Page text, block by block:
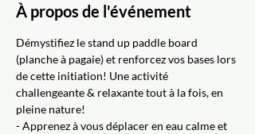
À propos de l'événement
Démystifiez le stand up paddle board
(planche à pagaie) et renforcez vos bases lors
de cette initiation! Une activité
challengeante & relaxante tout à la fois, en
pleine nature!
- Apprenez à vous déplacer en eau calme et